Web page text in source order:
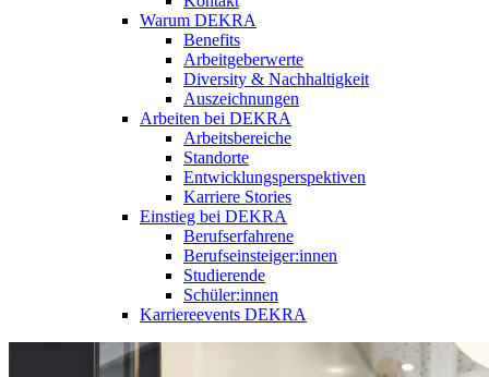
Warum DEKRA
Benefits
Arbeitgeberwerte
Diversity & Nachhaltigkeit
Auszeichnungen
Arbeiten bei DEKRA
Arbeitsbereiche
Standorte
Entwicklungsperspektiven
Karriere Stories
Einstieg bei DEKRA
Berufserfahrene
Berufseinsteiger:innen
Studierende
Schüler:innen
Karriereevents DEKRA